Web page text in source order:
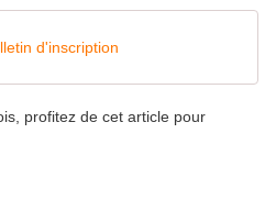
d'inscription
profitez de cet article pour